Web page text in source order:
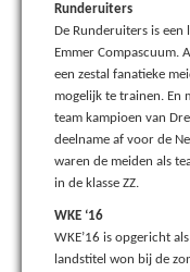
Runderuiters
De Runderuiters is
Emmer Compascuum.
een zestal fanatieke
mogelijk te trainen. En
team kampioen van
deelname af voor de
waren de meiden als
in de klasse ZZ.
WKE ‘16
WKE’16 is opgericht
landstitel won bij de